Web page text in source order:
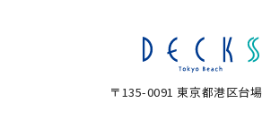
〒135-0091 東京都港区台